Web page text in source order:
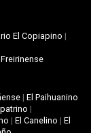
El Copiapino |
Freirinense
| El Paihuanino
|
|El Canelino |El